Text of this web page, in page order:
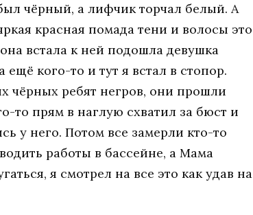
чёрный, а лифчик торчал белый. А
красная помада тени и волосы это
встала к ней подошла девушка
кого-то и тут я встал в стопор.
чёрных ребят негров, они прошли
то прям в наглую схватил за бюст и
у него. Потом все замерли кто-то
работы в бассейне, а Мама
я смотрел на все это как удав на